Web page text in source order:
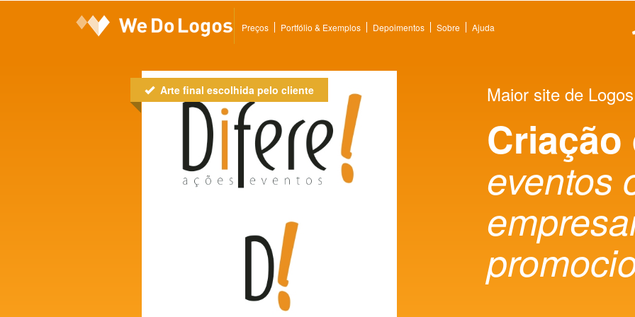
Preços Portfólio & Exemplos Depoimentos Sobre Ajuda
Arte final escolhida pelo cliente Maior site de
Criação
eventos